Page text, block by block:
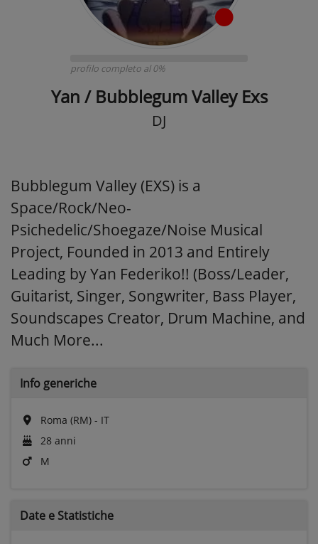
profilo completo al 0%
Yan / Bubblegum Valley Exs
DJ
Bubblegum Valley (EXS) is a
Space/Rock/Neo-
Psichedelic/Shoegaze/Noise Musical
Project, Founded in 2013 and Entirely
Leading by Yan Federiko!! (Boss/Leader,
Guitarist, Singer, Songwriter, Bass Player,
Soundscapes Creator, Drum Machine, and
Much More...
Info generiche
Roma (RM) - IT
28 anni
M
Date e Statistiche